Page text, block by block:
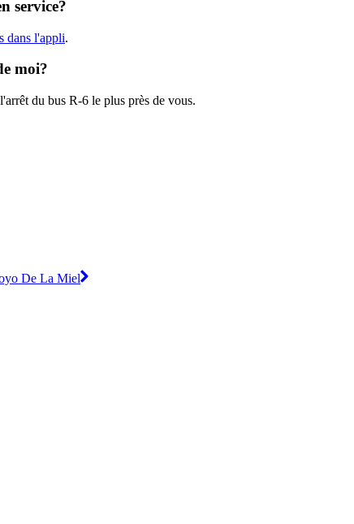
service?
dans l'appli.
moi?
du bus R-6 le plus près de vous.
De La Miel